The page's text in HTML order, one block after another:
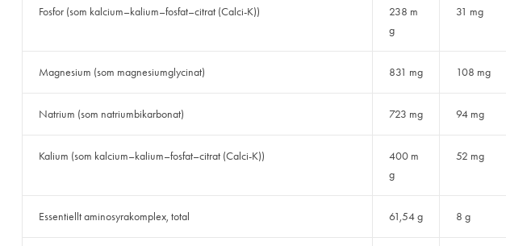
Fosfor (som kalcium–kalium–fosfat–citrat (Calci-K))
238 m
g
31 mg
Magnesium (som magnesiumglycinat) 831 mg 108 mg
Natrium (som natriumbikarbonat) 723 mg 94 mg
Kalium (som kalcium–kalium–fosfat–citrat (Calci-K))
400 m
g
52 mg
Essentiellt aminosyrakomplex, total 61,54 g 8 g